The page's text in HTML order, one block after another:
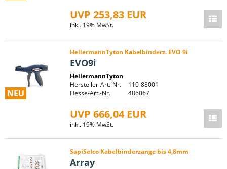
UVP 253,83 EUR
inkl. 19% MwSt.
NEU
HellermannTyton Kabelbinderz. EVO 9i
EVO9i
HellermannTyton
Hersteller-Art.-Nr.
110-88001
Hesse-Art.-Nr.
486067
UVP 666,04 EUR
inkl. 19% MwSt.
SapiSelco Kabelbinderzange bis 4,8mm
Array